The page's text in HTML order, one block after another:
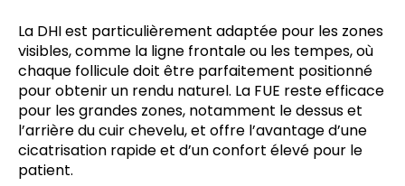
La DHI est particulièrement adaptée pour les zones
visibles, comme la ligne frontale ou les tempes, où
chaque follicule doit être parfaitement positionné
pour obtenir un rendu naturel. La FUE reste efficace
pour les grandes zones, notamment le dessus et
l’arrière du cuir chevelu, et offre l’avantage d’une
cicatrisation rapide et d’un confort élevé pour le
patient.